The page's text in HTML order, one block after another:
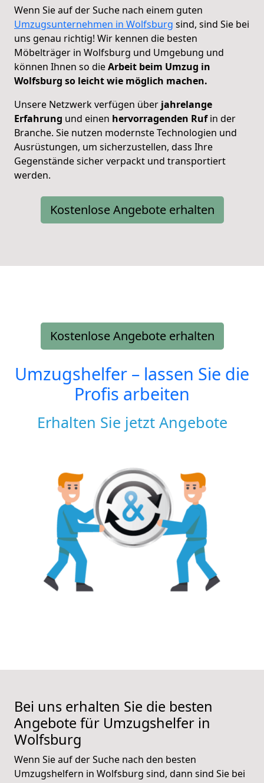
Wenn Sie auf der Suche nach einem guten
Umzugsunternehmen in Wolfsburg sind, sind Sie bei
uns genau richtig! Wir kennen die besten
Möbelträger in Wolfsburg und Umgebung und
können Ihnen so dieArbeit beim Umzug in
Wolfsburg so leicht wie möglich machen.
Unsere Netzwerk verfügen über jahrelange
Erfahrung und einen hervorragenden Rufin der
Branche. Sie nutzen modernste Technologien und
Ausrüstungen, um sicherzustellen, dass Ihre
Gegenstände sicher verpackt und transportiert
werden.
Kostenlose Angebote erhalten
Kostenlose Angebote erhalten
Umzugshelfer – lassen Sie die
Profis arbeiten
Erhalten Sie jetzt Angebote
Bei uns erhalten Sie die besten
Angebote für Umzugshelfer in
Wolfsburg
Wenn Sie auf der Suche nach den besten
Umzugshelfern in Wolfsburg sind, dann sind Sie bei